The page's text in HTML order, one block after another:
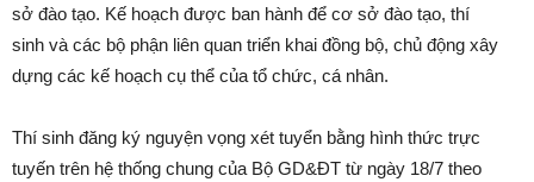
sở đào tạo. Kế hoạch được ban hành để cơ sở đào tạo, thí
sinh và các bộ phận liên quan triển khai đồng bộ, chủ động xây
dựng các kế hoạch cụ thể của tổ chức, cá nhân.
Thí sinh đăng ký nguyện vọng xét tuyển bằng hình thức trực
tuyến trên hệ thống chung của Bộ GD&ĐT từ ngày 18/7 theo